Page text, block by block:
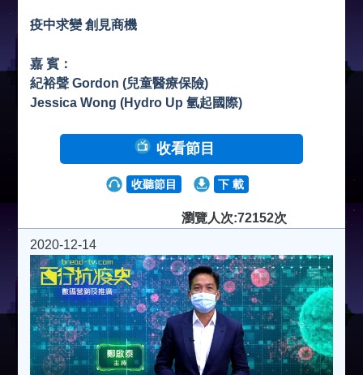
疫中求變 創見商機
嘉 賓：
紀裕聲 Gordon (兒童醫療保險)
Jessica Wong (Hydro Up 氫起國際)
收看節目
收聽節目 下 載
瀏覽人次:72152次
2020-12-14